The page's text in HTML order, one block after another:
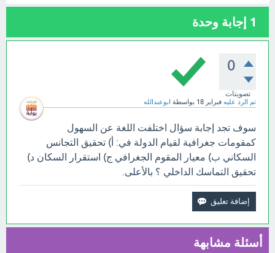
1 إجابة وحدة
0
تصويتات
تم الرد عليه فبراير 18 بواسطة ابوعبدالله
سوف تجد إجابة سؤال اختلفت اللغة عن السهول
كمقومات جغرافية لقيام الدولة في: أ) تحقيق التجانس
السكاني ب) معيار المقوم الجغرافي ج) استقرار السكان د)
تحقيق التماسك الداخلي ؟ بالأعلى.
أسئلة مشابهة